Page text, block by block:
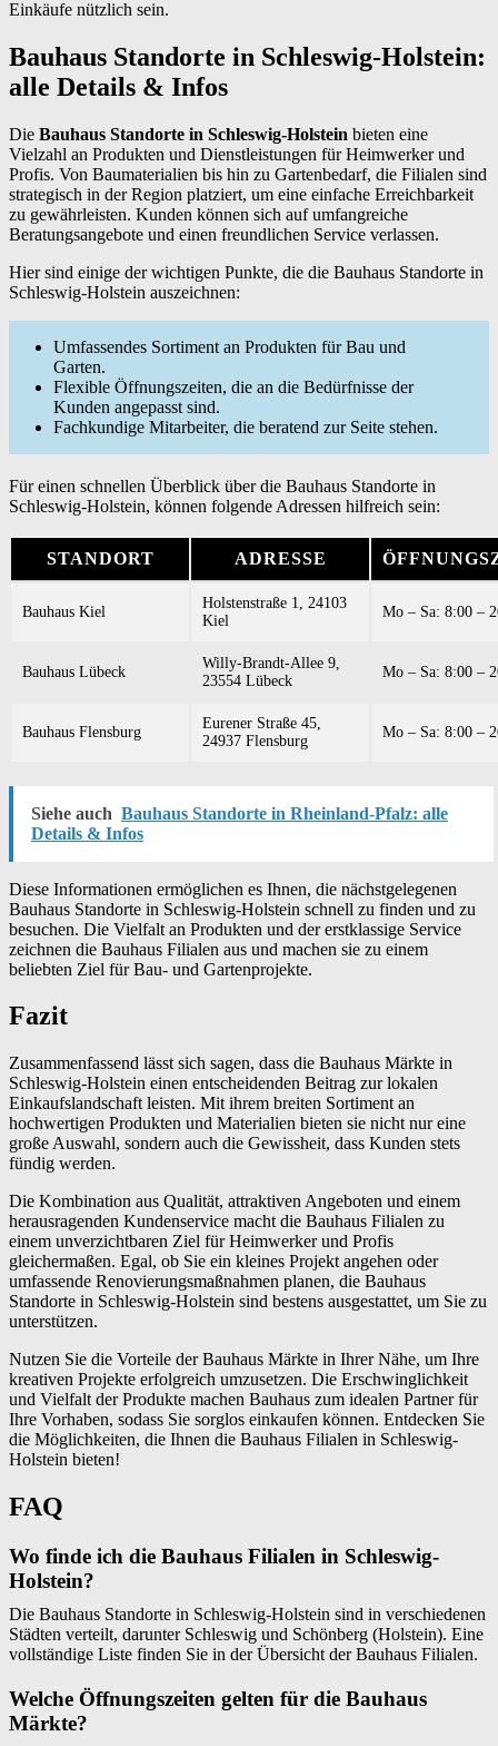
Einkäufe nützlich sein.
Bauhaus Standorte in Schleswig-Holstein:
alle Details & Infos
Die Bauhaus Standorte in Schleswig-Holstein bieten eine
Vielzahl an Produkten und Dienstleistungen für Heimwerker und
Profis. Von Baumaterialien bis hin zu Gartenbedarf, die Filialen sind
strategisch in der Region platziert, um eine einfache Erreichbarkeit
zu gewährleisten. Kunden können sich auf umfangreiche
Beratungsangebote und einen freundlichen Service verlassen.
Hier sind einige der wichtigen Punkte, die die Bauhaus Standorte in
Schleswig-Holstein auszeichnen:
Umfassendes Sortiment an Produkten für Bau und
Garten.
Flexible Öffnungszeiten, die an die Bedürfnisse der
Kunden angepasst sind.
Fachkundige Mitarbeiter, die beratend zur Seite stehen.
Für einen schnellen Überblick über die Bauhaus Standorte in
Schleswig-Holstein, können folgende Adressen hilfreich sein:
STANDORT ADRESSE
Bauhaus Kiel
Holstenstraße 1, 24103
Kiel
Mo – Sa: 8:00 –
Bauhaus Lübeck
Willy-Brandt-Allee 9,
23554 Lübeck
Mo – Sa: 8:00 –
Bauhaus Flensburg
Eurener Straße 45,
24937 Flensburg
Mo – Sa: 8:00 –
Siehe auch Bauhaus Standorte in Rheinland-Pfalz: alle
Details & Infos
Diese Informationen ermöglichen es Ihnen, die nächstgelegenen
Bauhaus Standorte in Schleswig-Holstein schnell zu finden und zu
besuchen. Die Vielfalt an Produkten und der erstklassige Service
zeichnen die Bauhaus Filialen aus und machen sie zu einem
beliebten Ziel für Bau- und Gartenprojekte.
Fazit
Zusammenfassend lässt sich sagen, dass die Bauhaus Märkte in
Schleswig-Holstein einen entscheidenden Beitrag zur lokalen
Einkaufslandschaft leisten. Mit ihrem breiten Sortiment an
hochwertigen Produkten und Materialien bieten sie nicht nur eine
große Auswahl, sondern auch die Gewissheit, dass Kunden stets
fündig werden.
Die Kombination aus Qualität, attraktiven Angeboten und einem
herausragenden Kundenservice macht die Bauhaus Filialen zu
einem unverzichtbaren Ziel für Heimwerker und Profis
gleichermaßen. Egal, ob Sie ein kleines Projekt angehen oder
umfassende Renovierungsmaßnahmen planen, die Bauhaus
Standorte in Schleswig-Holstein sind bestens ausgestattet, um Sie zu
unterstützen.
Nutzen Sie die Vorteile der Bauhaus Märkte in Ihrer Nähe, um Ihre
kreativen Projekte erfolgreich umzusetzen. Die Erschwinglichkeit
und Vielfalt der Produkte machen Bauhaus zum idealen Partner für
Ihre Vorhaben, sodass Sie sorglos einkaufen können. Entdecken Sie
die Möglichkeiten, die Ihnen die Bauhaus Filialen in Schleswig-
Holstein bieten!
FAQ
Wo finde ich die Bauhaus Filialen in Schleswig-
Holstein?
Die Bauhaus Standorte in Schleswig-Holstein sind in verschiedenen
Städten verteilt, darunter Schleswig und Schönberg (Holstein). Eine
vollständige Liste finden Sie in der Übersicht der Bauhaus Filialen.
Welche Öffnungszeiten gelten für die Bauhaus
Märkte?